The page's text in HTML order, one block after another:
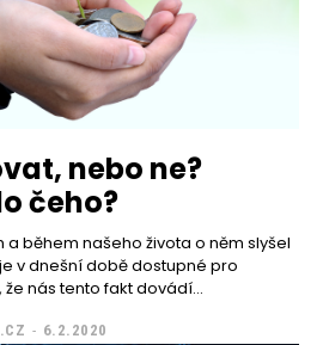
nebo ne?
čeho?
během našeho života o něm slyšel
v dnešní době dostupné pro
nás tento fakt dovádí...
- 6.2.2020